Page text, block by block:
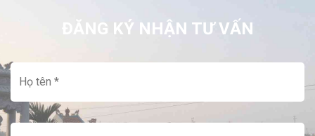
ĐĂNG KÝ NHẬN TƯ VẤN